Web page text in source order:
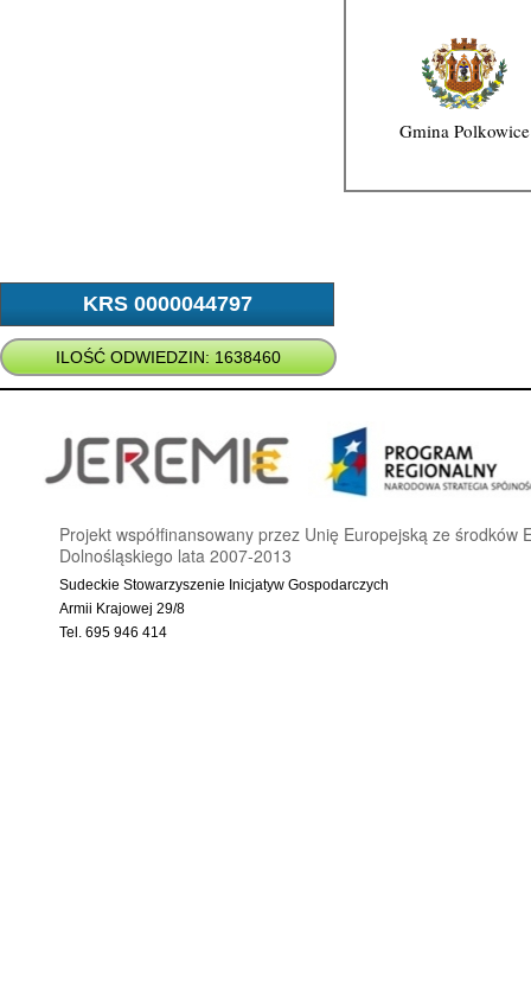
Gmina Polkowice
KRS 0000044797
ILOŚĆ ODWIEDZIN: 1638460
Projekt współfinansowany przez Unię Europejską ze
Dolnośląskiego lata 2007-2013
Sudeckie Stowarzyszenie Inicjatyw Gospodarczych
Armii Krajowej 29/8
Tel. 695 946 414